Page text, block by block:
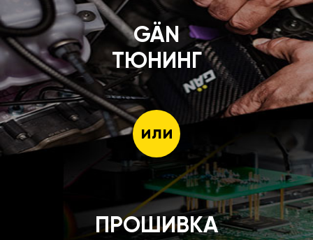
GÄN
ТЮНИНГ
или
ПРОШИВКА